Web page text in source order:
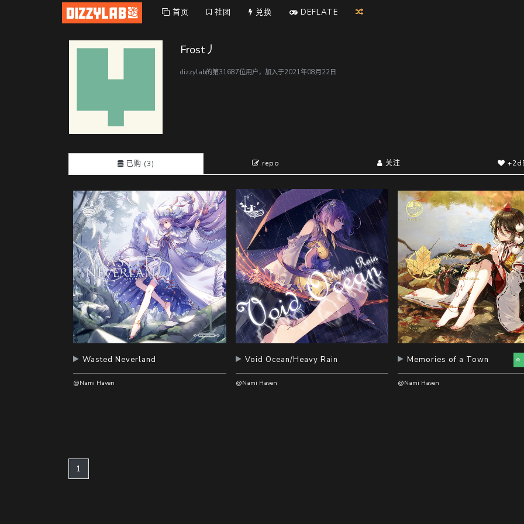
首页 社团 兑换 DEFLATE
Frost丿
dizzylab的第31687位用户，加入于2021年08月22日
已购 (3) repo 关注
Wasted Neverland
@Nami Haven
Void Ocean/Heavy Rain
@Nami Haven
Memories of a Town
@Nami Haven
1